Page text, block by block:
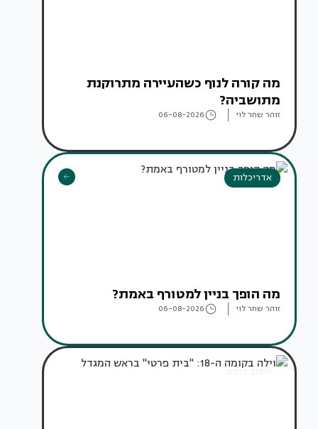
מה קורה לנוף כשהעיירה מתרוקנת
מתושביה?
זוהר שחר לוי 06-08-2026
אדריכלות
מה הופך בניין למטורף באמת?
זוהר שחר לוי 06-08-2026
עיצוב בתים